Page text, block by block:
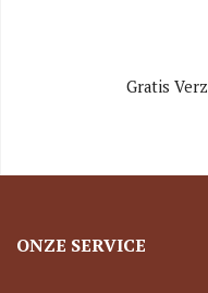
Gratis
ONZE SERVICE